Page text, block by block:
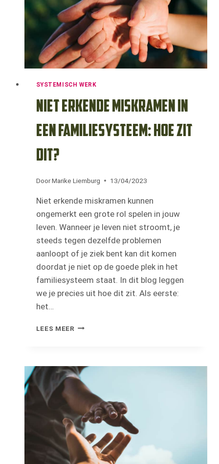
JE
DIT
PATROON?
SYSTEMISCH WERK
Niet erkende miskramen in
een familiesysteem: hoe zit
dit?
Door Marike Liemburg 13/04/2023
Niet erkende miskramen kunnen
ongemerkt een grote rol spelen in jouw
leven. Wanneer je leven niet stroomt, je
steeds tegen dezelfde problemen
aanloopt of je ziek bent kan dit komen
doordat je niet op de goede plek in het
familiesysteem staat. In dit blog leggen
we je precies uit hoe dit zit. Als eerste:
het…
LEES MEER NIET
EEN
FAMILIESYSTEEM:
HOE
DIT?